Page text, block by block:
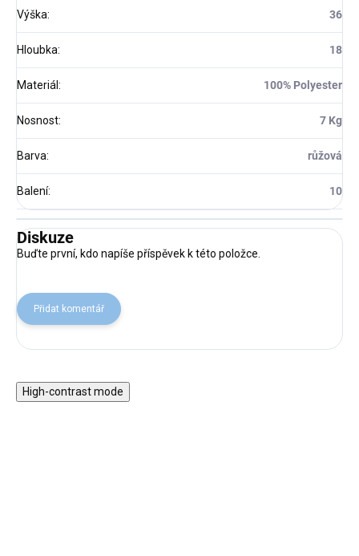
Výška: 36
Hloubka: 18
Materiál: 100% Polyester
Nosnost: 7 Kg
Barva: růžová
Balení: 10
Diskuze
Buďte první, kdo napíše příspěvek k této položce.
Přidat komentář
High-contrast mode